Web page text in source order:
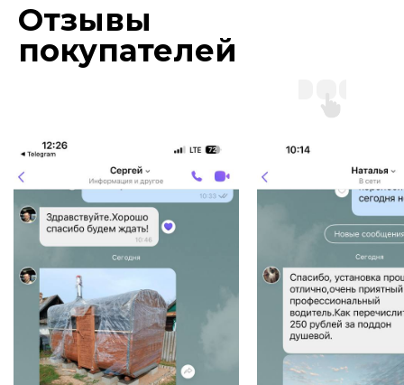
Отзывы
покупателей